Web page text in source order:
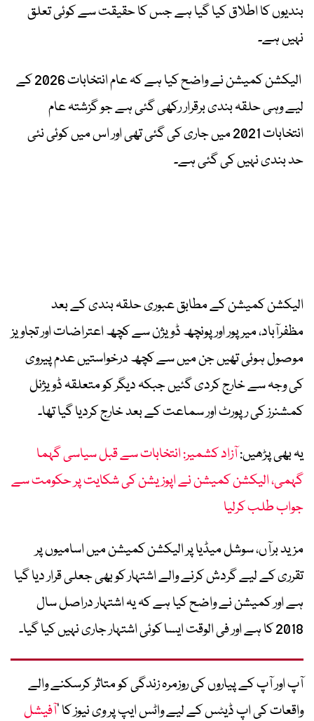
بندیوں کا اطلاق کیا گیا ہے جس کا حقیقت سے کوئی تعلق
نہیں ہے۔
الیکشن کمیشن نے واضح کیا ہے کہ عام انتخابات 2026 کے
لیے وہی حلقہ بندی برقرار رکھی گئی ہے جو گزشتہ عام
انتخابات 2021 میں جاری کی گئی تھی اور اس میں کوئی نئی
حد بندی نہیں کی گئی ہے۔
الیکشن کمیشن کے مطابق عبوری حلقہ بندی کے بعد
مظفرآباد، میرپور اور پونچھ ڈویژن سے کچھ اعتراضات اور تجاویز
موصول ہوئی تھیں جن میں سے کچھ درخواستیں عدم پیروی
کی وجہ سے خارج کردی گئیں جبکہ دیگر کو متعلقہ ڈویژنل
کمشنرز کی رپورٹ اور سماعت کے بعد خارج کردیا گیا تھا۔
یہ بھی پڑھیں:آزاد کشمیر: انتخابات سے قبل سیاسی گہما
گہمی، الیکشن کمیشن نے اپوزیشن کی شکایت پر حکومت سے
جواب طلب کرلیا
مزید برآں، سوشل میڈیا پر الیکشن کمیشن میں اسامیوں پر
تقرری کے لیے گردش کرنے والے اشتہار کو بھی جعلی قرار دیا گیا
ہے اور کمیشن نے واضح کیا ہے کہ یہ اشتہار دراصل سال
2018 کا ہے اور فی الوقت ایسا کوئی اشتہار جاری نہیں کیا گیا۔
آپ اور آپ کے پیاروں کی روزمرہ زندگی کو متاثر کرسکنے والے
واقعات کی اپ ڈیٹس کے لیے واٹس ایپ پر وی نیوز کا ’آفیشل